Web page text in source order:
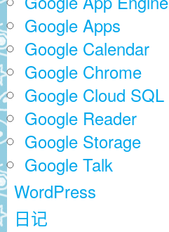
Google Apps
Google Calendar
Google Chrome
Google Cloud SQL
Google Reader
Google Storage
Google Talk
WordPress
日记